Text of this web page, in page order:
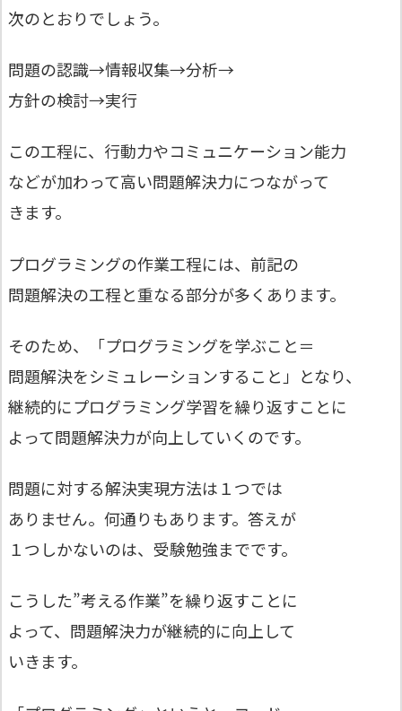
次のとおりでしょう。
問題の認識→情報収集→分析→
方針の検討→実行
この工程に、行動力やコミュニケーション能力
などが加わって高い問題解決力につながって
きます。
プログラミングの作業工程には、前記の
問題解決の工程と重なる部分が多くあります。
そのため、「プログラミングを学ぶこと＝
問題解決をシミュレーションすること」となり、
継続的にプログラミング学習を繰り返すことに
よって問題解決力が向上していくのです。
問題に対する解決実現方法は１つでは
ありません。何通りもあります。答えが
１つしかないのは、受験勉強までです。
こうした”考える作業”を繰り返すことに
よって、問題解決力が継続的に向上して
いきます。